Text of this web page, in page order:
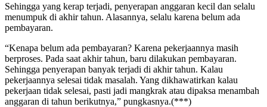
Sehingga yang kerap terjadi, penyerapan anggaran kecil dan selalu
menumpuk di akhir tahun. Alasannya, selalu karena belum ada
pembayaran.
“Kenapa belum ada pembayaran? Karena pekerjaannya masih
berproses. Pada saat akhir tahun, baru dilakukan pembayaran.
Sehingga penyerapan banyak terjadi di akhir tahun. Kalau
pekerjaannya selesai tidak masalah. Yang dikhawatirkan kalau
pekerjaan tidak selesai, pasti jadi mangkrak atau dipaksa menambah
anggaran di tahun berikutnya,” pungkasnya.(***)